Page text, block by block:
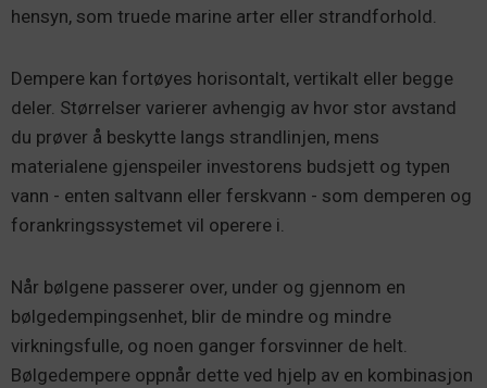
hensyn, som truede marine arter eller strandforhold.
Dempere kan fortøyes horisontalt, vertikalt eller begge
deler. Størrelser varierer avhengig av hvor stor avstand
du prøver å beskytte langs strandlinjen, mens
materialene gjenspeiler investorens budsjett og typen
vann - enten saltvann eller ferskvann - som demperen og
forankringssystemet vil operere i.
Når bølgene passerer over, under og gjennom en
bølgedempingsenhet, blir de mindre og mindre
virkningsfulle, og noen ganger forsvinner de helt.
Bølgedempere oppnår dette ved hjelp av en kombinasjon